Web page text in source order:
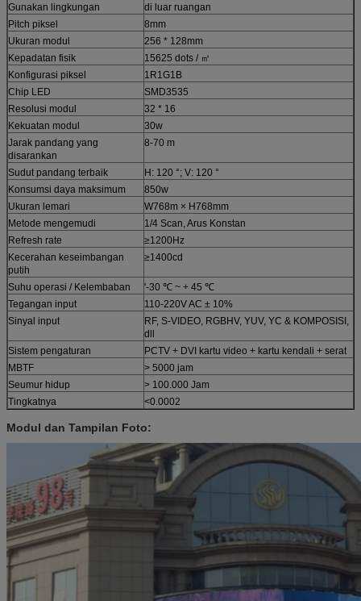
Gunakan lingkungan
di luar ruangan
Pitch piksel
8mm
Ukuran modul
256 * 128mm
Kepadatan fisik
15625 dots / ㎡
Konfigurasi piksel
1R1G1B
Chip LED
SMD3535
Resolusi modul
32 * 16
Kekuatan modul
30w
Jarak pandang yang
disarankan
8-70 m
Sudut pandang terbaik
H: 120 °; V: 120 °
Konsumsi daya maksimum
850w
Ukuran lemari
W768m × H768mm
Metode mengemudi
1/4 Scan, Arus Konstan
Refresh rate
≥1200Hz
Kecerahan keseimbangan
putih
≥1400cd
Suhu operasi / Kelembaban
'-30 ℃ ~ + 45 ℃
Tegangan input
110-220V AC ± 10%
Sinyal input
RF, S-VIDEO, RGBHV, YUV, YC & KOMPOSISI,
dll
Sistem pengaturan
PCTV + DVI kartu video + kartu kendali + serat
MBTF
> 5000 jam
Seumur hidup
> 100.000 Jam
Tingkatnya
<0.0002
Modul dan Tampilan Foto: